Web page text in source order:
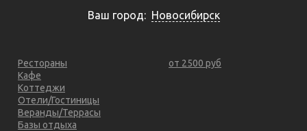
Ваш город: Новосибирск
Рестораны
Кафе
Коттеджи
Отели/Гостиницы
Веранды/Террасы
Базы отдыха
от 2500 руб